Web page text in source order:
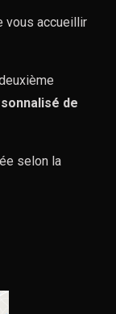
vous accueillir
de
selon la